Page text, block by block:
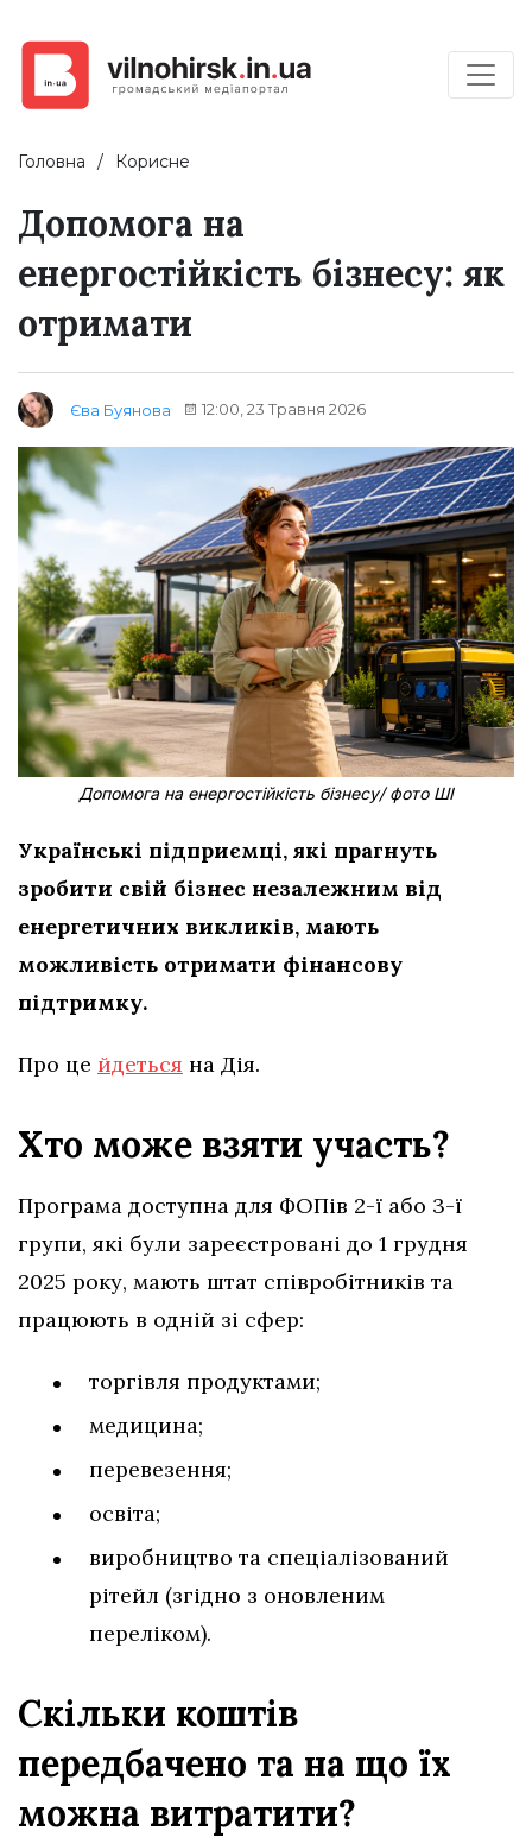
Головна Корисне
Допомога на
енергостійкість бізнесу: як
отримати
Єва Буянова 12:00, 23 Травня 2026
Допомога на енергостійкість бізнесу/ фото ШІ
Українські підприємці, які прагнуть
зробити свій бізнес незалежним від
енергетичних викликів, мають
можливість отримати фінансову
підтримку.
Про це йдеться на Дія.
Хто може взяти участь?
Програма доступна для ФОПів 2-ї або 3-ї
групи, які були зареєстровані до 1 грудня
2025 року, мають штат співробітників та
працюють в одній зі сфер:
торгівля продуктами;
медицина;
перевезення;
освіта;
виробництво та спеціалізований
рітейл (згідно з оновленим
переліком).
Скільки коштів
передбачено та на що їх
можна витратити?